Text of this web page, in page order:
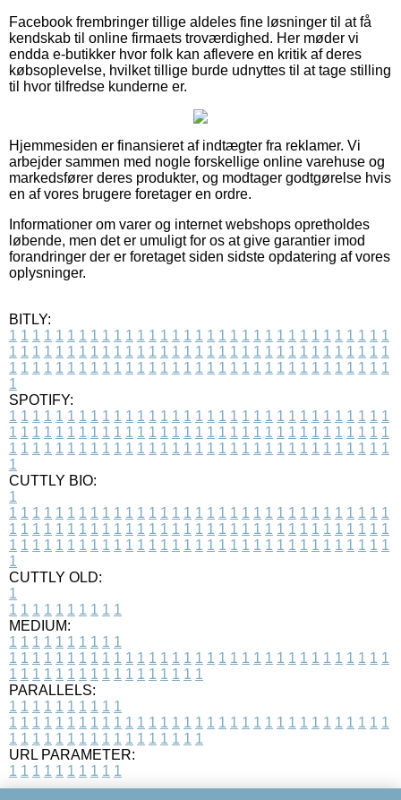
Facebook frembringer tillige aldeles fine løsninger til at få
kendskab til online firmaets troværdighed. Her møder vi
endda e-butikker hvor folk kan aflevere en kritik af deres
købsoplevelse, hvilket tillige burde udnyttes til at tage stilling
til hvor tilfredse kunderne er.
Hjemmesiden er finansieret af indtægter fra reklamer. Vi
arbejder sammen med nogle forskellige online varehuse og
markedsfører deres produkter, og modtager godtgørelse hvis
en af vores brugere foretager en ordre.
Informationer om varer og internet webshops opretholdes
løbende, men det er umuligt for os at give garantier imod
forandringer der er foretaget siden sidste opdatering af vores
oplysninger.
BITLY:
1 1 1 1 1 1 1 1 1 1 1 1 1 1 1 1 1 1 1 1 1 1 1 1 1 1 1 1 1 1 1 1 1
1 1 1 1 1 1 1 1 1 1 1 1 1 1 1 1 1 1 1 1 1 1 1 1 1 1 1 1 1 1 1 1 1
1 1 1 1 1 1 1 1 1 1 1 1 1 1 1 1 1 1 1 1 1 1 1 1 1 1 1 1 1 1 1 1 1
1
SPOTIFY:
1 1 1 1 1 1 1 1 1 1 1 1 1 1 1 1 1 1 1 1 1 1 1 1 1 1 1 1 1 1 1 1 1
1 1 1 1 1 1 1 1 1 1 1 1 1 1 1 1 1 1 1 1 1 1 1 1 1 1 1 1 1 1 1 1 1
1 1 1 1 1 1 1 1 1 1 1 1 1 1 1 1 1 1 1 1 1 1 1 1 1 1 1 1 1 1 1 1 1
1
CUTTLY BIO:
1
1 1 1 1 1 1 1 1 1 1 1 1 1 1 1 1 1 1 1 1 1 1 1 1 1 1 1 1 1 1 1 1 1
1 1 1 1 1 1 1 1 1 1 1 1 1 1 1 1 1 1 1 1 1 1 1 1 1 1 1 1 1 1 1 1 1
1 1 1 1 1 1 1 1 1 1 1 1 1 1 1 1 1 1 1 1 1 1 1 1 1 1 1 1 1 1 1 1 1
1
CUTTLY OLD:
1
1 1 1 1 1 1 1 1 1 1
MEDIUM:
1 1 1 1 1 1 1 1 1 1
1 1 1 1 1 1 1 1 1 1 1 1 1 1 1 1 1 1 1 1 1 1 1 1 1 1 1 1 1 1 1 1 1
1 1 1 1 1 1 1 1 1 1 1 1 1 1 1 1 1
PARALLELS:
1 1 1 1 1 1 1 1 1 1
1 1 1 1 1 1 1 1 1 1 1 1 1 1 1 1 1 1 1 1 1 1 1 1 1 1 1 1 1 1 1 1 1
1 1 1 1 1 1 1 1 1 1 1 1 1 1 1 1 1
URL PARAMETER:
1 1 1 1 1 1 1 1 1 1